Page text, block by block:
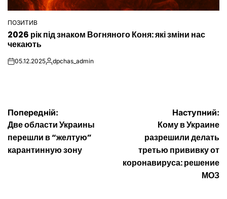
ОПУБЛІКУВАТИ
У
ПОЗИТИВ
2026 рік під знаком Вогняного Коня: які зміни нас
чекають
on05.12.2025Опубліковано
dpchas_admin
Навігація
записів
Попередній:
Две области Украины
перешли в “желтую”
карантинную зону
Наступний:
Кому в Украине
разрешили делать
третью прививку от
коронавируса: решение
МОЗ